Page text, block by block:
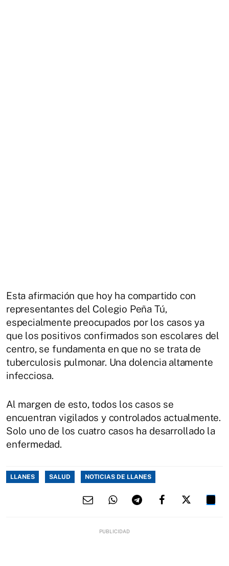
Esta afirmación que hoy ha compartido con
representantes del Colegio Peña Tú,
especialmente preocupados por los casos ya
que los positivos confirmados son escolares del
centro, se fundamenta en que no se trata de
tuberculosis pulmonar. Una dolencia altamente
infecciosa.
Al margen de esto, todos los casos se
encuentran vigilados y controlados actualmente.
Solo uno de los cuatro casos ha desarrollado la
enfermedad.
LLANES SALUD NOTICIAS DE LLANES